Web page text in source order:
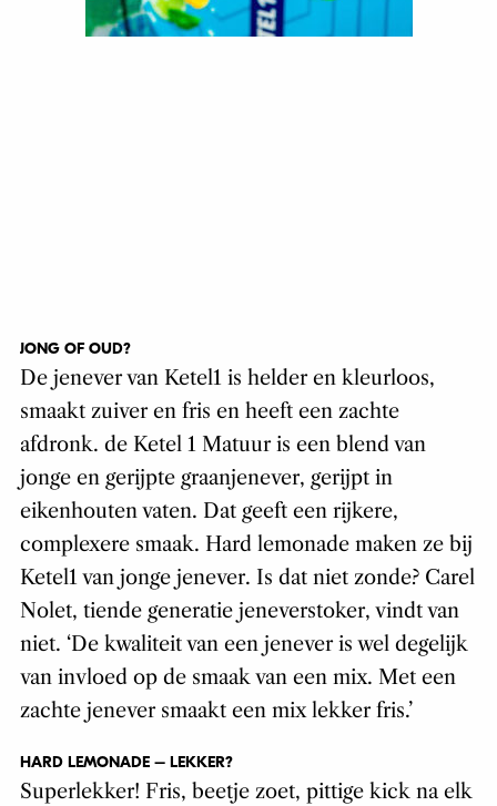
JONG OF OUD?
De jenever van Ketel1 is helder en kleurloos,
smaakt zuiver en fris en heeft een zachte
afdronk. de Ketel 1 Matuur is een blend van
jonge en gerijpte graanjenever, gerijpt in
eikenhouten vaten. Dat geeft een rijkere,
complexere smaak. Hard lemonade maken ze bij
Ketel1 van jonge jenever. Is dat niet zonde? Carel
Nolet, tiende generatie jeneverstoker, vindt van
niet. ‘De kwaliteit van een jenever is wel degelijk
van invloed op de smaak van een mix. Met een
zachte jenever smaakt een mix lekker fris.’
HARD LEMONADE – LEKKER?
Superlekker! Fris, beetje zoet, pittige kick na elk